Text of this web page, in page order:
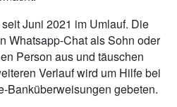
Juni 2021 im Umlauf. Die
Whatsapp-Chat als Sohn oder
Person aus und täuschen
Verlauf wird um Hilfe bei
Banküberweisungen gebeten.